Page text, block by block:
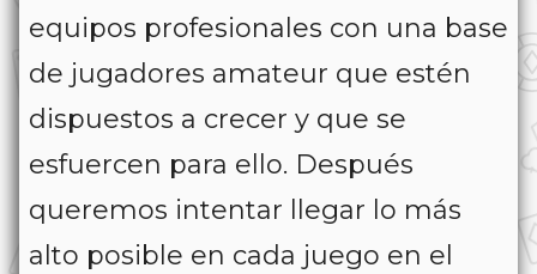
equipos profesionales con una base
de jugadores amateur que estén
dispuestos a crecer y que se
esfuercen para ello. Después
queremos intentar llegar lo más
alto posible en cada juego en el